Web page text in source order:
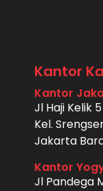
Kantor
Kantor
Jl Haji Kelik 5
Kel.
Jakarta
Kantor
Jl Pandega